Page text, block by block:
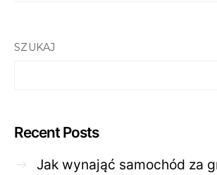
SZUKAJ
Recent Posts
Jak wynająć samochód za